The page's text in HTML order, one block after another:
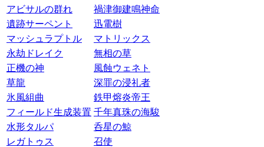
アビサルの群れ
禍津御建鳴神命
遺跡サーペント
迅電樹
マッシュラプトル
マトリックス
永劫ドレイク
無相の草
正機の神
風蝕ウェネト
草龍
深罪の浸礼者
氷風組曲
鉄甲熔炎帝王
フィールド生成装置 千年真珠の海駿
水形タルパ
呑星の鯨
レガトゥス
召使